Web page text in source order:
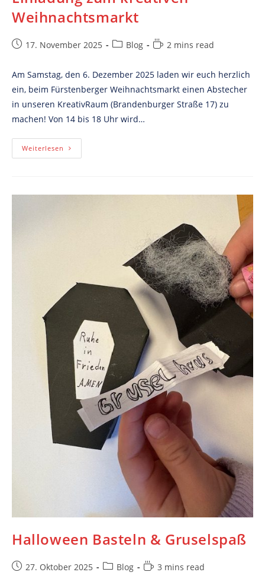
Weihnachtsmarkt
Post17. November 2025
PostBlog
Reading
2 mins read
Am Samstag, den 6. Dezember 2025 laden wir euch herzlich
ein, beim Fürstenberger Weihnachtsmarkt einen Abstecher
in unseren KreativRaum (Brandenburger Straße 17) zu
machen! Von 14 bis 18 Uhr wird…
Weiterlesen Einladung
Zum
Halloween Basteln & Gruselspaß
Post27. Oktober 2025
PostBlog
Reading
3 mins read